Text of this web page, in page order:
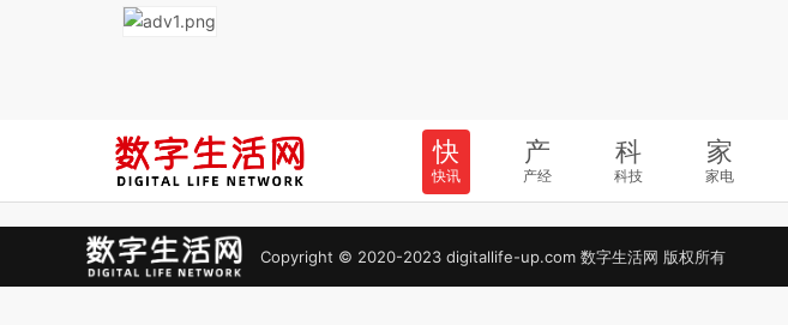
快
快讯
产
产经
科
科技
家
家电
Copyright © 2020-2023 digitallife-up.com 数字生活网 版权所有